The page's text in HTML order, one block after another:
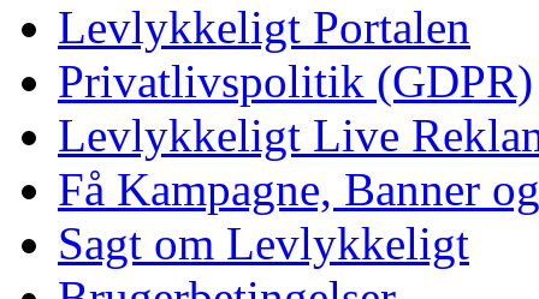
Levlykkeligt Portalen
Privatlivspolitik (GDPR)
Levlykkeligt Live
Få Kampagne, Banner
Sagt om Levlykkeligt